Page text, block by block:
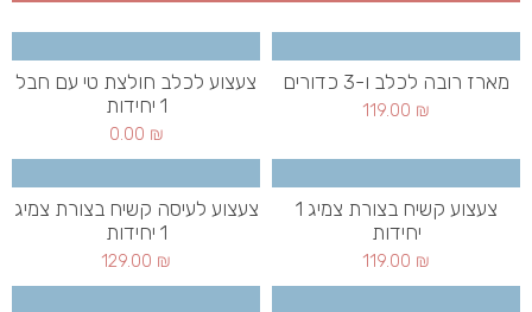
מארז רובה לכלב ו-3 כדורים
119.00 ₪
צעצוע לכלב חולצת טי עם חבל
1 יחידות
0.00 ₪
צעצוע קשיח בצורת צמיג 1
יחידות
119.00 ₪
צעצוע לעיסה קשיח בצורת צמיג
1 יחידות
129.00 ₪